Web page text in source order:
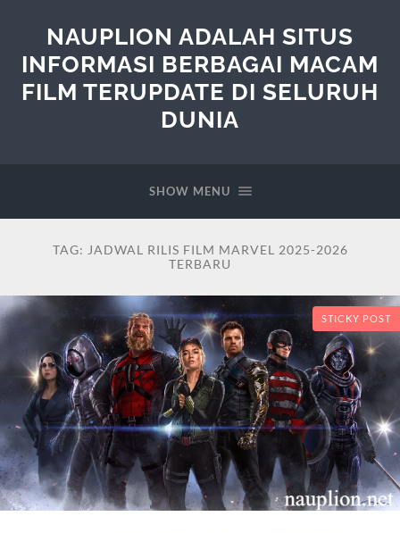
NAUPLION ADALAH SITUS
INFORMASI BERBAGAI MACAM
FILM TERUPDATE DI SELURUH
DUNIA
SHOW MENU
TAG: JADWAL RILIS FILM MARVEL 2025-2026
TERBARU
STICKY POST